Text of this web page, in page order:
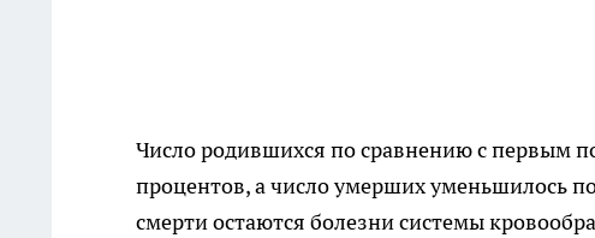
Число родившихся по сравнению с первым
процентов, а число умерших уменьшилось
смерти остаются болезни системы